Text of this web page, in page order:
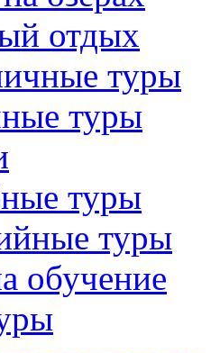
отдых
туры
туры
туры
туры
обучение